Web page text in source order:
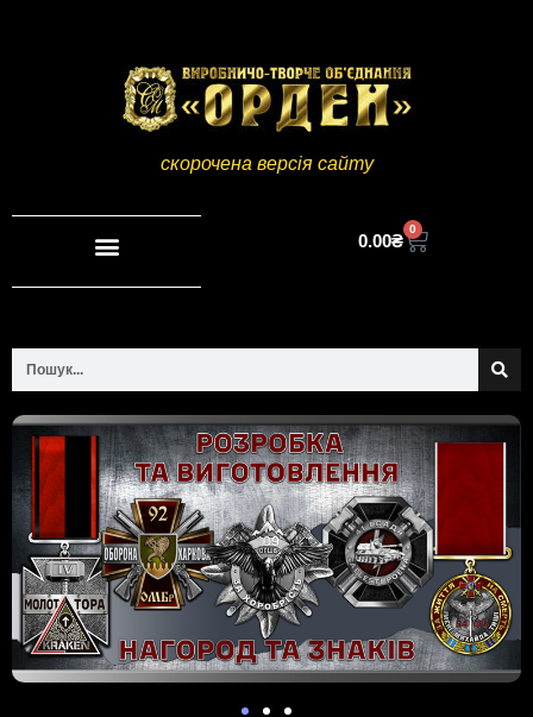
скорочена версія сайту
0.00₴
0